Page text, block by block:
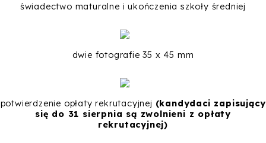
świadectwo maturalne i ukończenia szkoły średniej
dwie fotografie 35 x 45 mm
potwierdzenie opłaty rekrutacyjnej (kandydaci zapisujący
się do 31 sierpnia są zwolnieni z opłaty
rekrutacyjnej)